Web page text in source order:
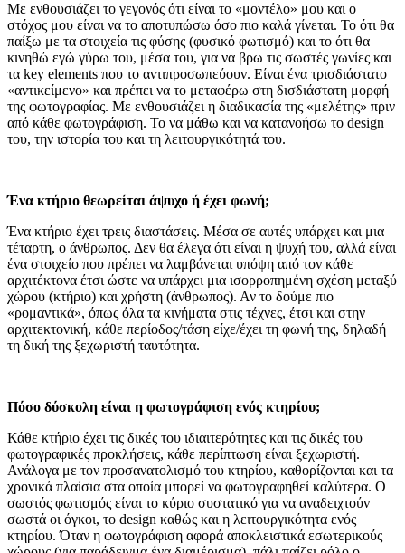
Με ενθουσιάζει το γεγονός ότι είναι το «μοντέλο» μου και ο
στόχος μου είναι να το αποτυπώσω όσο πιο καλά γίνεται. Το ότι θα
παίξω με τα στοιχεία τις φύσης (φυσικό φωτισμό) και το ότι θα
κινηθώ εγώ γύρω του, μέσα του, για να βρω τις σωστές γωνίες και
τα key elements που το αντιπροσωπεύουν. Είναι ένα τρισδιάστατο
«αντικείμενο» και πρέπει να το μεταφέρω στη δισδιάστατη μορφή
της φωτογραφίας. Με ενθουσιάζει η διαδικασία της «μελέτης» πριν
από κάθε φωτογράφιση. Το να μάθω και να κατανοήσω το design
του, την ιστορία του και τη λειτουργικότητά του.
Ένα κτήριο θεωρείται άψυχο ή έχει φωνή;
Ένα κτήριο έχει τρεις διαστάσεις. Μέσα σε αυτές υπάρχει και μια
τέταρτη, ο άνθρωπος. Δεν θα έλεγα ότι είναι η ψυχή του, αλλά είναι
ένα στοιχείο που πρέπει να λαμβάνεται υπόψη από τον κάθε
αρχιτέκτονα έτσι ώστε να υπάρχει μια ισορροπημένη σχέση μεταξύ
χώρου (κτήριο) και χρήστη (άνθρωπος). Αν το δούμε πιο
«ρομαντικά», όπως όλα τα κινήματα στις τέχνες, έτσι και στην
αρχιτεκτονική, κάθε περίοδος/τάση είχε/έχει τη φωνή της, δηλαδή
τη δική της ξεχωριστή ταυτότητα.
Πόσο δύσκολη είναι η φωτογράφιση ενός κτηρίου;
Κάθε κτήριο έχει τις δικές του ιδιαιτερότητες και τις δικές του
φωτογραφικές προκλήσεις, κάθε περίπτωση είναι ξεχωριστή.
Ανάλογα με τον προσανατολισμό του κτηρίου, καθορίζονται και τα
χρονικά πλαίσια στα οποία μπορεί να φωτογραφηθεί καλύτερα. Ο
σωστός φωτισμός είναι το κύριο συστατικό για να αναδειχτούν
σωστά οι όγκοι, το design καθώς και η λειτουργικότητα ενός
κτηρίου. Όταν η φωτογράφιση αφορά αποκλειστικά εσωτερικούς